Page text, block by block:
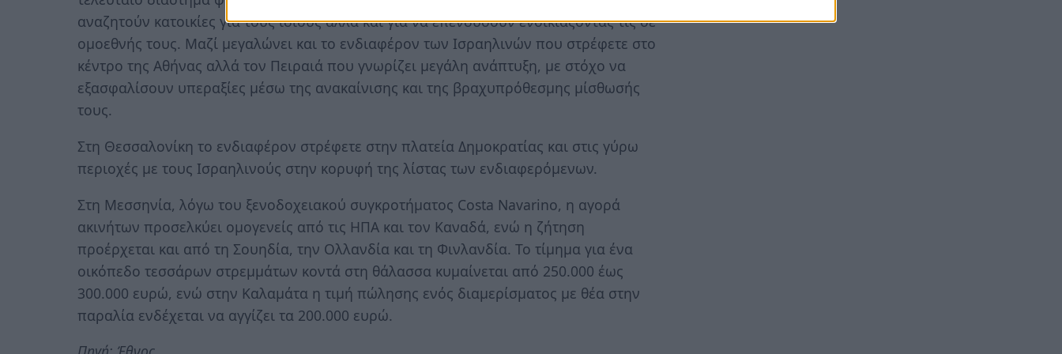
αναζητούν κατοικίες για τους ίδιους αλλά και για να επενδύσουν ενοικιάζοντάς τις σε
ομοεθνής τους. Μαζί μεγαλώνει και το ενδιαφέρον των Ισραηλινών που στρέφετε στο
κέντρο της Αθήνας αλλά τον Πειραιά που γνωρίζει μεγάλη ανάπτυξη, με στόχο να
εξασφαλίσουν υπεραξίες µέσω της ανακαίνισης και της βραχυπρόθεσμης μίσθωσής
τους.
Στη Θεσσαλονίκη το ενδιαφέρον στρέφετε στην πλατεία Δημοκρατίας και στις γύρω
περιοχές με τους Ισραηλινούς στην κορυφή της λίστας των ενδιαφερόμενων.
Στη Μεσσηνία, λόγω του ξενοδοχειακού συγκροτήματος Costa Navarino, η αγορά
ακινήτων προσελκύει ομογενείς από τις ΗΠΑ και τον Καναδά, ενώ η ζήτηση
προέρχεται και από τη Σουηδία, την Ολλανδία και τη Φινλανδία. Το τίμημα για ένα
οικόπεδο τεσσάρων στρεμμάτων κοντά στη θάλασσα κυμαίνεται από 250.000 έως
300.000 ευρώ, ενώ στην Καλαμάτα η τιμή πώλησης ενός διαμερίσματος µε θέα στην
παραλία ενδέχεται να αγγίζει τα 200.000 ευρώ.